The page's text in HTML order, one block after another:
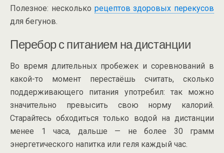
Полезное: несколько рецептов здоровых перекусов
для бегунов.
Перебор с питанием на дистанции
Во время длительных пробежек и соревнований в
какой-то момент перестаёшь считать, сколько
поддерживающего питания употребил: так можно
значительно превысить свою норму калорий.
Старайтесь обходиться только водой на дистанции
менее 1 часа, дальше — не более 30 грамм
энергетического напитка или геля каждый час.